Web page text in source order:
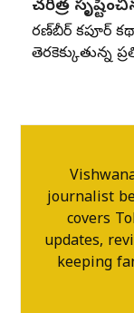
చరిత్ర
రణ్‌బీర్ కపూర్
తెరకెక్కుతున్న
journalist
covers
updates,
keeping